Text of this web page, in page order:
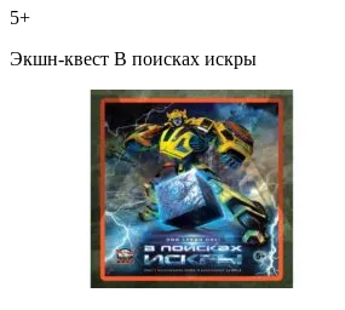
5+
Экшн-квест В поисках искры